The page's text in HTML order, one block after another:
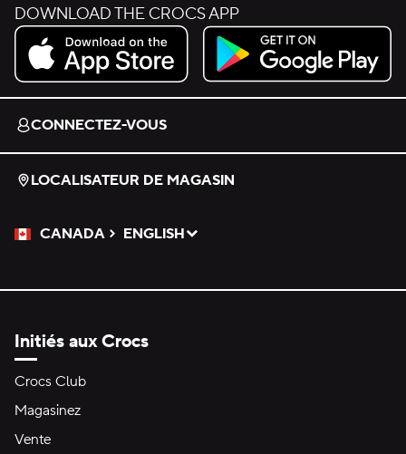
DOWNLOAD THE CROCS APP
Download on the App Store.
Get it on Google Play.
CONNECTEZ-VOUS
LOCALISATEUR DE MAGASIN
CANADA
Veuillez sélectionner une langue
ENGLISH
Sélectionné
Initiés aux Crocs
Crocs Club
Magasinez
Vente